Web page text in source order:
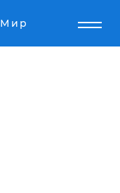
Мир